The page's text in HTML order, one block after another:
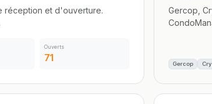
réception et d'ouverture.
Ouverts
71
Gercop,
Gercop